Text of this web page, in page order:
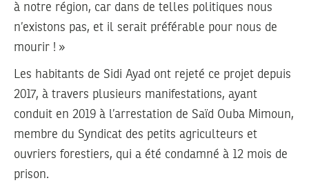
à notre région, car dans de telles politiques nous
n’existons pas, et il serait préférable pour nous de
mourir ! »
Les habitants de Sidi Ayad ont rejeté ce projet depuis
2017, à travers plusieurs manifestations, ayant
conduit en 2019 à l’arrestation de Saïd Ouba Mimoun,
membre du Syndicat des petits agriculteurs et
ouvriers forestiers, qui a été condamné à 12 mois de
prison.